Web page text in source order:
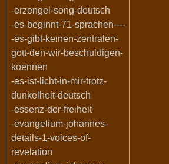
-erzengel-song-deutsch
-es-beginnt-71-sprachen----
-es-gibt-keinen-zentralen-
gott-den-wir-beschuldigen-
koennen
-es-ist-licht-in-mir-trotz-
dunkelheit-deutsch
-essenz-der-freiheit
-evangelium-johannes-
details-1-voices-of-
revelation